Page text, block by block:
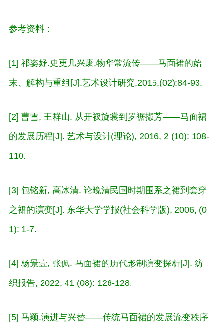
参考资料：
[1] 祁姿妤.史更几兴废,物华常流传——马面裙的始
末、解构与重组[J].艺术设计研究,2015,(02):84-93.
[2] 曹雪, 王群山. 从开衩旋裳到罗裾撷芳——马面裙
的发展历程[J]. 艺术与设计(理论), 2016, 2 (10): 108-
110.
[3] 包铭新, 高冰清. 论晚清民国时期围系之裙到套穿
之裙的演变[J]. 东华大学学报(社会科学版), 2006, (0
1): 1-7.
[4] 杨景壹, 张佩. 马面裙的历代形制演变探析[J]. 纺
织报告, 2022, 41 (08): 126-128.
[5] 马颖.演进与兴替——传统马面裙的发展流变秩序